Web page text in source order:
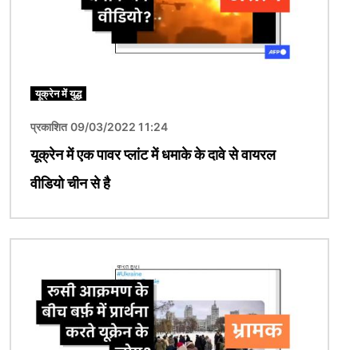
यूक्रेन में युद्ध
प्रकाशित 09/03/2022 11:24
यूक्रेन में एक पावर प्लांट में धमाके के दावे से वायरल
वीडियो चीन से है